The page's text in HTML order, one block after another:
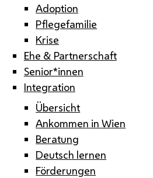
Adoption
Pflegefamilie
Krise
Ehe & Partnerschaft
Senior*innen
Integration
Übersicht
Ankommen in Wien
Beratung
Deutsch lernen
Förderungen